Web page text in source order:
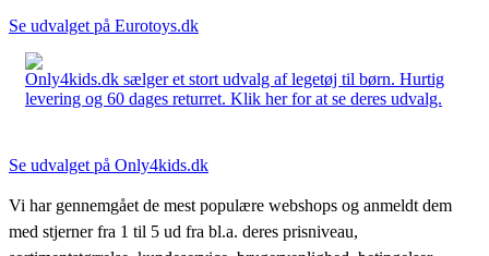
Se udvalget på Eurotoys.dk
Only4kids.dk sælger et stort udvalg af legetøj til børn. Hurtig
levering og 60 dages returret. Klik her for at se deres udvalg.
Se udvalget på Only4kids.dk
Vi har gennemgået de mest populære webshops og anmeldt dem
med stjerner fra 1 til 5 ud fra bl.a. deres prisniveau,